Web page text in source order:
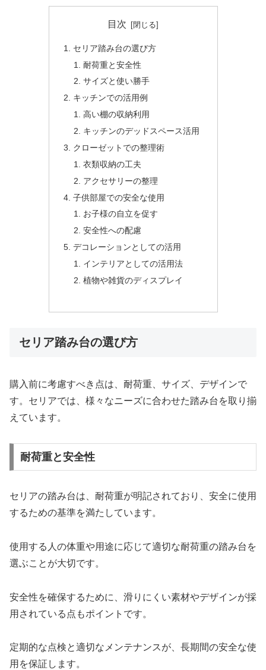
目次
セリア踏み台の選び方
耐荷重と安全性
サイズと使い勝手
キッチンでの活用例
高い棚の収納利用
キッチンのデッドスペース活用
クローゼットでの整理術
衣類収納の工夫
アクセサリーの整理
子供部屋での安全な使用
お子様の自立を促す
安全性への配慮
デコレーションとしての活用
インテリアとしての活用法
植物や雑貨のディスプレイ
セリア踏み台の選び方
購入前に考慮すべき点は、耐荷重、サイズ、デザインで
す。セリアでは、様々なニーズに合わせた踏み台を取り揃
えています。
耐荷重と安全性
セリアの踏み台は、耐荷重が明記されており、安全に使用
するための基準を満たしています。
使用する人の体重や用途に応じて適切な耐荷重の踏み台を
選ぶことが大切です。
安全性を確保するために、滑りにくい素材やデザインが採
用されている点もポイントです。
定期的な点検と適切なメンテナンスが、長期間の安全な使
用を保証します。